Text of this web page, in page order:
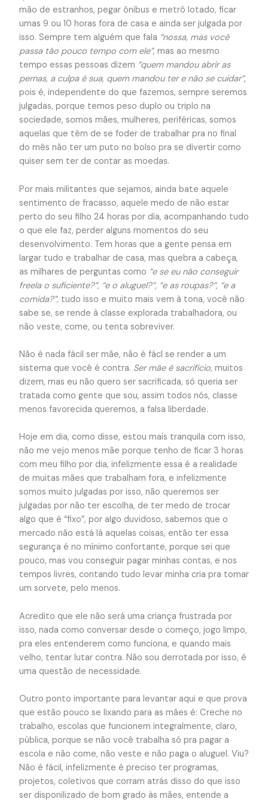
mão de estranhos, pegar ônibus e metrô lotado, ficar
umas 9 ou 10 horas fora de casa e ainda ser julgada por
isso. Sempre tem alguém que fala “nossa, mas você
passa tão pouco tempo com ele”, mas ao mesmo
tempo essas pessoas dizem “quem mandou abrir as
pernas, a culpa é sua, quem mandou ter e não se cuidar”,
pois é, independente do que fazemos, sempre seremos
julgadas, porque temos peso duplo ou triplo na
sociedade, somos mães, mulheres, periféricas, somos
aquelas que têm de se foder de trabalhar pra no final
do mês não ter um puto no bolso pra se divertir como
quiser sem ter de contar as moedas.
Por mais militantes que sejamos, ainda bate aquele
sentimento de fracasso, aquele medo de não estar
perto do seu filho 24 horas por dia, acompanhando tudo
o que ele faz, perder alguns momentos do seu
desenvolvimento. Tem horas que a gente pensa em
largar tudo e trabalhar de casa, mas quebra a cabeça,
as milhares de perguntas como “e se eu não conseguir
freela o suficiente?”, “e o aluguel?”, “e as roupas?”, “e a
comida?”, tudo isso e muito mais vem à tona, você não
sabe se, se rende à classe explorada trabalhadora, ou
não veste, come, ou tenta sobreviver.
Não é nada fácil ser mãe, não é fácl se render a um
sistema que você é contra. Ser mãe é sacrifício, muitos
dizem, mas eu não quero ser sacrificada, só queria ser
tratada como gente que sou, assim todos nós, classe
menos favorecida queremos, a falsa liberdade.
Hoje em dia, como disse, estou mais tranquila com isso,
não me vejo menos mãe porque tenho de ficar 3 horas
com meu filho por dia, infelizmente essa é a realidade
de muitas mães que trabalham fora, e infelizmente
somos muito julgadas por isso, não queremos ser
julgadas por não ter escolha, de ter medo de trocar
algo que é “fixo”, por algo duvidoso, sabemos que o
mercado não está lá aquelas coisas, então ter essa
segurança é no mínimo confortante, porque sei que
pouco, mas vou conseguir pagar minhas contas, e nos
tempos livres, contando tudo levar minha cria pra tomar
um sorvete, pelo menos.
Acredito que ele não será uma criança frustrada por
isso, nada como conversar desde o começo, jogo limpo,
pra eles entenderem como funciona, e quando mais
velho, tentar lutar contra. Não sou derrotada por isso, é
uma questão de necessidade.
Outro ponto importante para levantar aqui e que prova
que estão pouco se lixando para as mães é: Creche no
trabalho, escolas que funcionem integralmente, claro,
pública, porque se não você trabalha só pra pagar a
escola e não come, não veste e não paga o aluguel. Viu?
Não é fácil, infelizmente é preciso ter programas,
projetos, coletivos que corram atrás disso do que isso
ser disponilizado de bom grado às mães, entende a